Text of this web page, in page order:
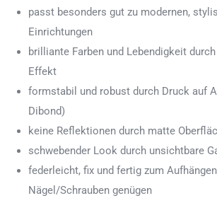
passt besonders gut zu modernen,
Einrichtungen
brilliante Farben und Lebendigkeit
Effekt
formstabil und robust durch Druck auf
Dibond)
keine Reflektionen durch matte
schwebender Look durch unsichtbare
federleicht, fix und fertig zum
Nägel/Schrauben genügen